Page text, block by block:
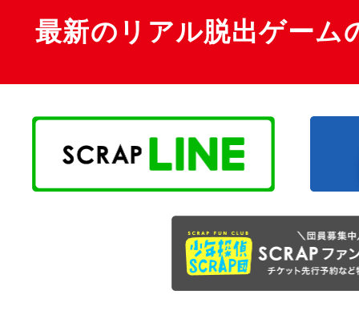
最新のリアル脱出ゲーム